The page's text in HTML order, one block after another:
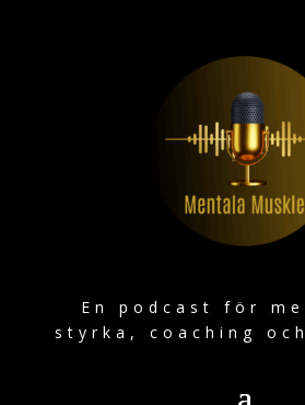
En podcast för
styrka, coaching